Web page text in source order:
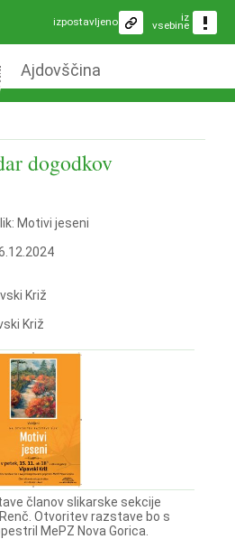
iz
vsebine
izpostavljeno
Ajdovščina
dogodkov
Motivi jeseni
Križ
Križ
članov slikarske sekcije
Otvoritev razstave bo s
MePZ Nova Gorica.